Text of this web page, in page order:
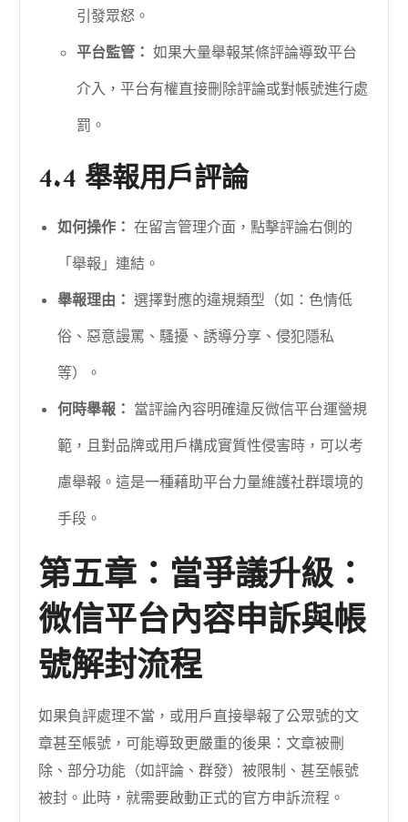
引發眾怒。
平台監管： 如果大量舉報某條評論導致平台
介入，平台有權直接刪除評論或對帳號進行處
罰。
4.4 舉報用戶評論
如何操作： 在留言管理介面，點擊評論右側的
「舉報」連結。
舉報理由： 選擇對應的違規類型（如：色情低
俗、惡意謾罵、騷擾、誘導分享、侵犯隱私
等）。
何時舉報： 當評論內容明確違反微信平台運營規
範，且對品牌或用戶構成實質性侵害時，可以考
慮舉報。這是一種藉助平台力量維護社群環境的
手段。
第五章：當爭議升級：
微信平台內容申訴與帳
號解封流程
如果負評處理不當，或用戶直接舉報了公眾號的文
章甚至帳號，可能導致更嚴重的後果：文章被刪
除、部分功能（如評論、群發）被限制、甚至帳號
被封。此時，就需要啟動正式的官方申訴流程。